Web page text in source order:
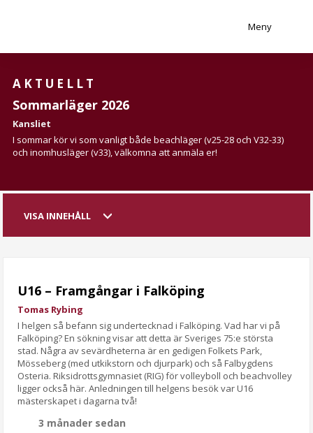
Meny
AKTUELLT
Sommarläger 2026
Kansliet
I sommar kör vi som vanligt både beachläger (v25-28 och V32-33)
och inomhusläger (v33), välkomna att anmäla er!
VISA INNEHÅLL
U16 – Framgångar i Falköping
Tomas Rybing
I helgen så befann sig undertecknad i Falköping. Vad har vi på
Falköping? En sökning visar att detta är Sveriges 75:e största
stad. Några av sevärdheterna är en gedigen Folkets Park,
Mösseberg (med utkikstorn och djurpark) och så Falbygdens
Osteria. Riksidrottsgymnasiet (RIG) för volleyboll och beachvolley
ligger också här. Anledningen till helgens besök var U16
mästerskapet i dagarna två!
3 månader sedan